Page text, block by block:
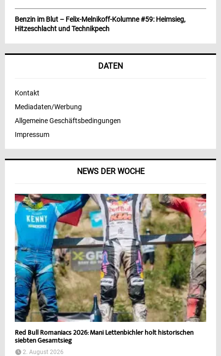
NEWS DER WOCHE
Red Bull Romaniacs 2026: Mani Lettenbichler holt historischen
siebten Gesamtsieg
2. August 2026
Benzin im Blut – Felix-Melnikoff-Kolumne #59: Heimsieg,
Hitzeschlacht und Technikpech
DATEN
Kontakt
Mediadaten/Werbung
Allgemeine Geschäftsbedingungen
Impressum